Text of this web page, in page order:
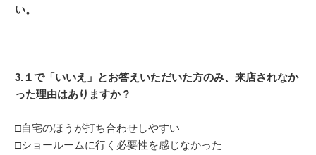
い。
3.１で「いいえ」とお答えいただいた方のみ、来店されなか
った理由はありますか？
□自宅のほうが打ち合わせしやすい
□ショールームに行く必要性を感じなかった